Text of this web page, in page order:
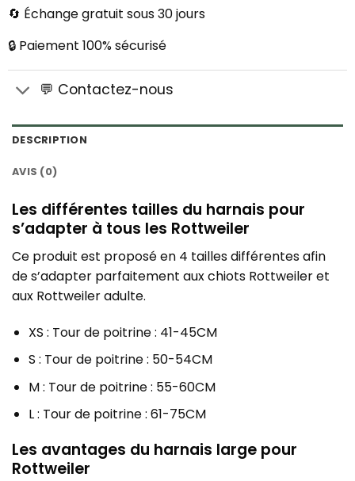
🔄 Échange gratuit sous 30 jours
🔒 Paiement 100% sécurisé
💬 Contactez-nous
DESCRIPTION
AVIS (0)
Les différentes tailles du harnais pour
s’adapter à tous les Rottweiler
Ce produit est proposé en 4 tailles différentes afin
de s’adapter parfaitement aux chiots Rottweiler et
aux Rottweiler adulte.
XS : Tour de poitrine : 41-45CM
S : Tour de poitrine : 50-54CM
M : Tour de poitrine : 55-60CM
L : Tour de poitrine : 61-75CM
Les avantages du harnais large pour
Rottweiler